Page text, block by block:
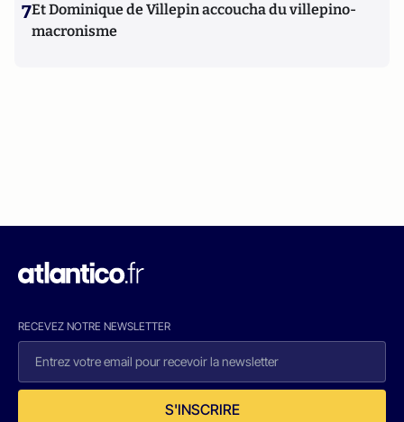
7Et Dominique de Villepin accoucha du villepino-
macronisme
RECEVEZ NOTRE NEWSLETTER
S'INSCRIRE